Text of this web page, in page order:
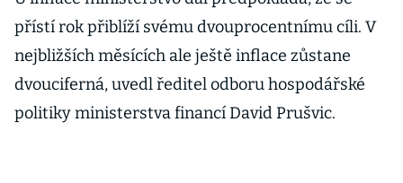
přístí rok přiblíží svému dvouprocentnímu cíli. V
nejbližších měsících ale ještě inflace zůstane
dvouciferná, uvedl ředitel odboru hospodářské
politiky ministerstva financí David Prušvic.